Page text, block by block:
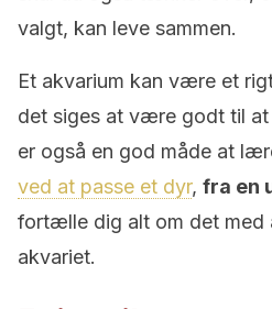
valgt, kan leve sammen.
Et akvarium kan være et
det siges at være godt til
er også en god måde at
ved at passe et dyr, fra en
fortælle dig alt om det med
akvariet.